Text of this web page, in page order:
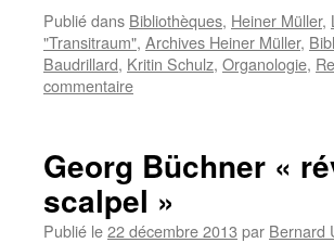
Publié dans Bibliothèques, Heiner Müller,
"Transitraum", Archives Heiner Müller,
Baudrillard, Kritin Schulz, Organologie,
commentaire
Georg Büchner «
scalpel »
Publié le22 décembre 2013 par Bernard